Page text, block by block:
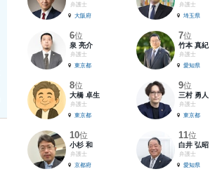
弁護士
大阪府
弁護士
埼玉県
6位
泉 亮介
弁護士
東京都
7位
竹本 真紀
弁護士
愛知県
8位
大橋 卓生
弁護士
東京都
9位
三村 勇人
弁護士
東京都
10位
小杉 和
弁護士
京都府
11位
白井 弘昭
弁護士
愛知県